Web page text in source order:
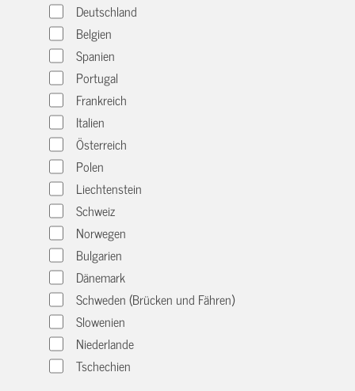
Deutschland
Belgien
Spanien
Portugal
Frankreich
Italien
Österreich
Polen
Liechtenstein
Schweiz
Norwegen
Bulgarien
Dänemark
Schweden (Brücken und Fähren)
Slowenien
Niederlande
Tschechien